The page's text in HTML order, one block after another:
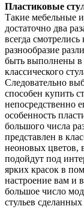
Пластиковые
Такие мебельные
достаточно два
всегда
разнообразие
быть выполнены
классического
Следовательно
способен купить
непосредственно
особенность
большого числа
представлен в
неоновых цветов,
подойдут под
ярких красок в
настроение вам и
большое число
стульев